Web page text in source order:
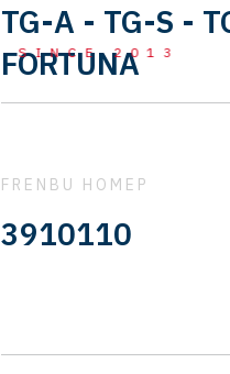
SINCE 2013
TG-A - TG-S -
FORTUNA
FRENBU НОМЕР
3910110
81508030023